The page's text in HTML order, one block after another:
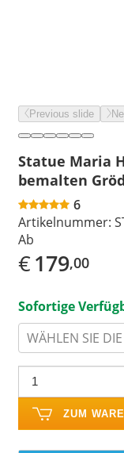
Previous slide
Statue Maria
bemalten
6
Artikelnummer:
Ab
€179,00
Sofortige
WÄHLEN SIE
ZUM